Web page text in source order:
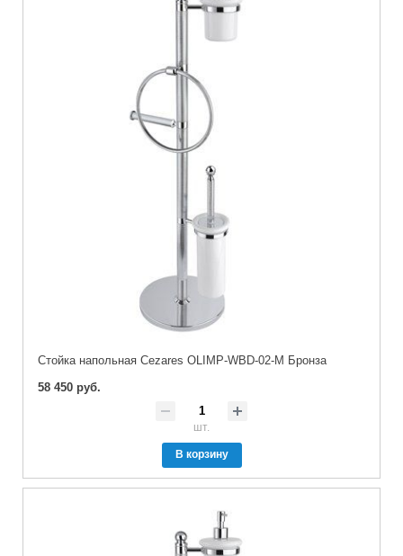
Стойка напольная Cezares OLIMP-WBD-02-M Бронза
58 450 руб.
шт.
В корзину